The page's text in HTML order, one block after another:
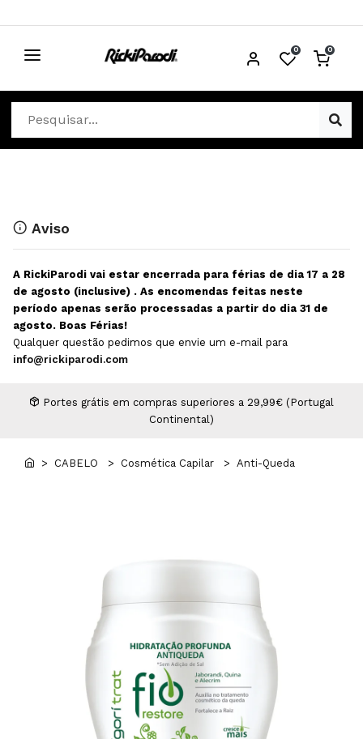
0 0
CABELO
Cosmética Capilar
Equipamentos Elétricos
Escovas e Pente
Extensões
MAN WORLD - Espaço Homem
Professional Wear
Depilação
Descartáveis Estética
Diversos Estética
Equipamentos Depilação
Maquilhagem Profissional
Aviso
A RickiParodi vai estar encerrada para férias de dia 17 a 28
de agosto (inclusive) . As encomendas feitas neste
período apenas serão processadas a partir do dia 31 de
agosto. Boas Férias!
Qualquer questão pedimos que envie um e-mail para
info@rickiparodi.com
Portes grátis em compras superiores a 29,99€ (Portugal
Continental)
> CABELO > Cosmética Capilar > Anti-Queda